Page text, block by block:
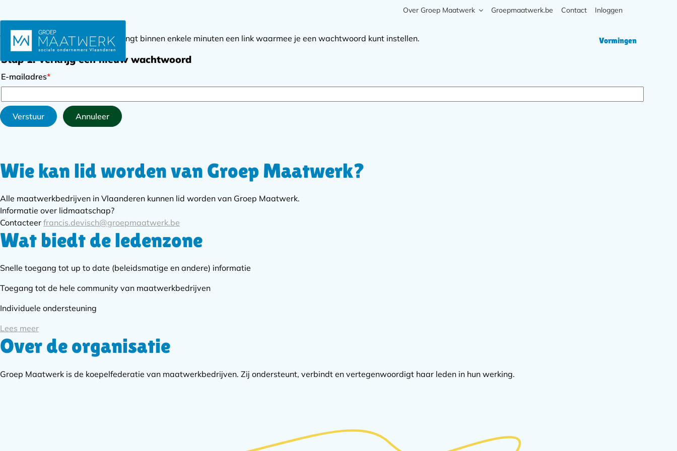
Vormingen
navigatie
Over Groep Maatwerk Groepmaatwerk.be Contact Inloggen
Voer je e-mailadres in en je ontvangt binnen enkele minuten een link waarmee je een wachtwoord kunt instellen.
Stap 1: Verkrijg een nieuw wachtwoord
E-mailadres*
Verstuur Annuleer
Subnavigatie
Wie kan lid worden van Groep Maatwerk?
Alle maatwerkbedrijven in Vlaanderen kunnen lid worden van Groep Maatwerk.
Informatie over lidmaatschap?
Contacteer francis.devisch@groepmaatwerk.be
Wat biedt de ledenzone
Snelle toegang tot up to date (beleidsmatige en andere) informatie
Toegang tot de hele community van maatwerkbedrijven
Individuele ondersteuning
Lees meer
Over de organisatie
Groep Maatwerk is de koepelfederatie van maatwerkbedrijven. Zij ondersteunt, verbindt en vertegenwoordigt haar leden in hun werking.